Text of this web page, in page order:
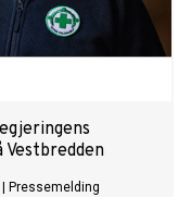
Pressemelding